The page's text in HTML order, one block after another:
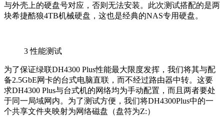
与外壳上的硬盘号对应，否则无法安装。此次测试搭配的是两
块希捷酷狼4TB机械硬盘，这也是经典的NAS专用硬盘。
3性能测试
为了保证绿联DH4300 Plus性能最大限度发挥，我们将其与配
备2.5GbE网卡的台式电脑直联，而不经过路由器中转。这要
求DH4300 Plus与台式机的网络均为手动配置，而且两者要处
于同一局域网内。为了测试方便，我们将DH4300Plus中的一
个共享文件夹映射为网络磁盘（盘符为Z:）